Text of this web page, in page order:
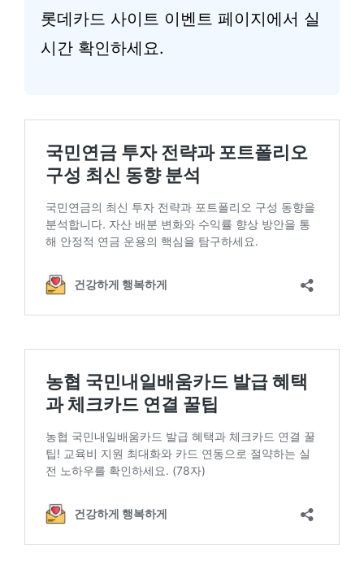
롯데카드 사이트 이벤트 페이지에서 실
시간 확인하세요.